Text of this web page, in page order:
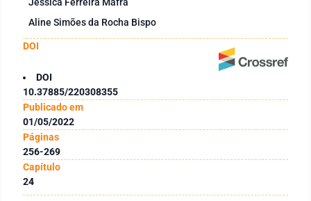
Aline Simões da Rocha Bispo
DOI
DOI
10.37885/220308355
Publicado em
01/05/2022
Páginas
256-269
Capítulo
24